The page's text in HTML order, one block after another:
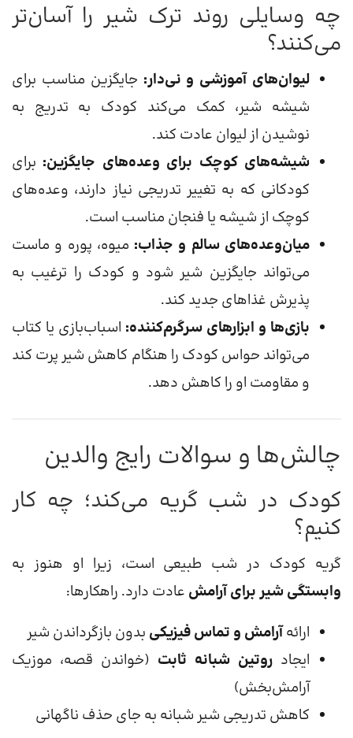
چه وسایلی روند ترک شیر را آسان‌تر
می‌کنند؟
لیوان‌های آموزشی و نی‌دار: جایگزین مناسب برای
شیشه شیر، کمک می‌کند کودک به تدریج به
نوشیدن از لیوان عادت کند.
شیشه‌های کوچک برای وعده‌های جایگزین: برای
کودکانی که به تغییر تدریجی نیاز دارند، وعده‌های
کوچک از شیشه یا فنجان مناسب است.
میان‌وعده‌های سالم و جذاب: میوه، پوره و ماست
می‌تواند جایگزین شیر شود و کودک را ترغیب به
پذیرش غذاهای جدید کند.
بازی‌ها و ابزارهای سرگرم‌کننده: اسباب‌بازی یا کتاب
می‌تواند حواس کودک را هنگام کاهش شیر پرت کند
و مقاومت او را کاهش دهد.
چالش‌ها و سوالات رایج والدین
کودک در شب گریه می‌کند؛ چه کار
کنیم؟
گریه کودک در شب طبیعی است، زیرا او هنوز به
وابستگی شیر برای آرامش عادت دارد. راهکارها:
ارائهآرامش و تماس فیزیکی بدون بازگرداندن شیر
ایجادروتین شبانه ثابت (خواندن قصه، موزیک
آرامش‌بخش)
کاهش تدریجی شیر شبانه به جای حذف ناگهانی